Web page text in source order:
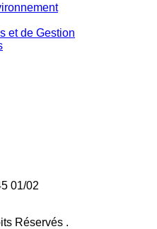
et de Gestion
01/02
Réservés .